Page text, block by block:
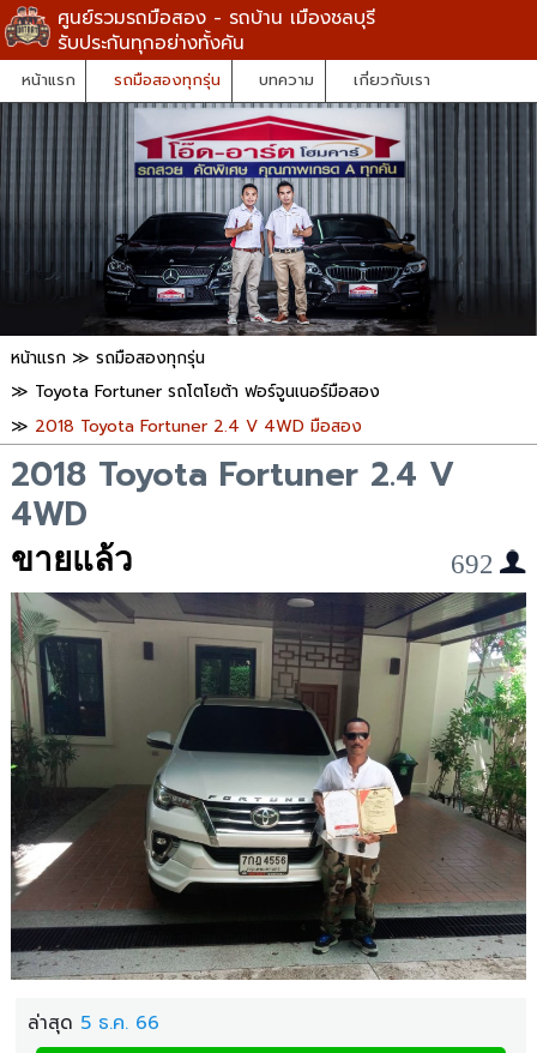
ศูนย์รวมรถมือสอง - รถบ้าน เมืองชลบุรี
รับประกันทุกอย่างทั้งคัน
หน้าแรก รถมือสองทุกรุ่น บทความ เกี่ยวกับเรา
หน้าแรก ≫ รถมือสองทุกรุ่น
≫ Toyota Fortuner รถโตโยต้า ฟอร์จูนเนอร์มือสอง
≫ 2018 Toyota Fortuner 2.4 V 4WD มือสอง
2018 Toyota Fortuner 2.4 V
4WD
ขายแล้ว 692
ล่าสุด 5 ธ.ค. 66